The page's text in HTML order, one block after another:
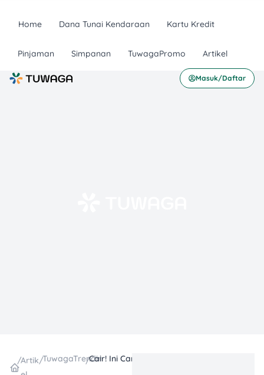
Home Dana Tunai Kendaraan Kartu Kredit
Pinjaman Simpanan TuwagaPromo Artikel
Masuk/Daftar
/Artik/TuwagaTrending
/